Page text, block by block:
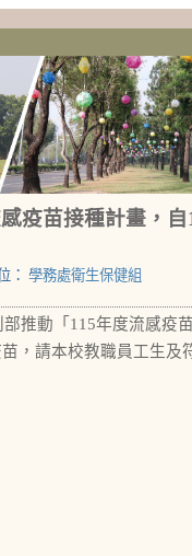
疫苗接種計畫，
： 學務處衛生保健組
推動「115年度流感疫
，請本校教職員工生及